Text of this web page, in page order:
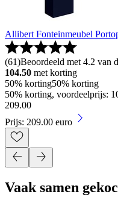
Allibert Fonteinmeubel
(61)Beoordeeld met 4.2 van
104.50 met korting
50% korting50% korting
50% korting, voordeelprijs:
209.00
Prijs: 209.00 euro
Vaak samen